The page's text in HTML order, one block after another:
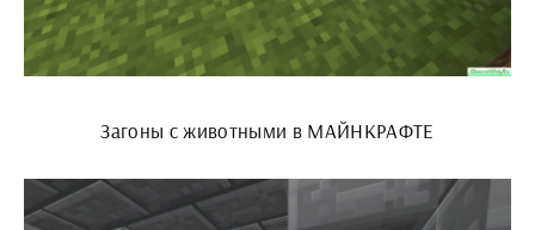
Загоны с животными в МАЙНКРАФТЕ